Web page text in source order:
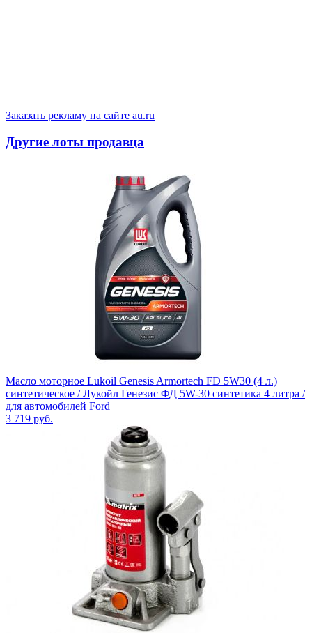
Заказать рекламу на сайте au.ru
Другие лоты продавца
Масло моторное Lukoil Genesis Armortech FD 5W30 (4 л.)
синтетическое / Лукойл Генезис ФД 5W-30 синтетика 4 литра /
для автомобилей Ford
3 719 руб.